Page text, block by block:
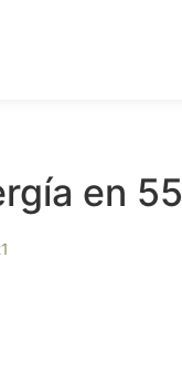
en